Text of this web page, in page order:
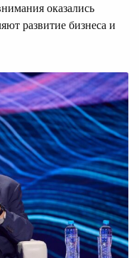
оказались
развитие бизнеса и